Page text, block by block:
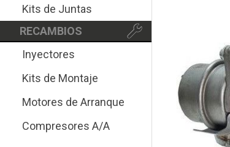
Kits de Juntas
RECAMBIOS
Inyectores
Kits de Montaje
Motores de Arranque
Compresores A/A